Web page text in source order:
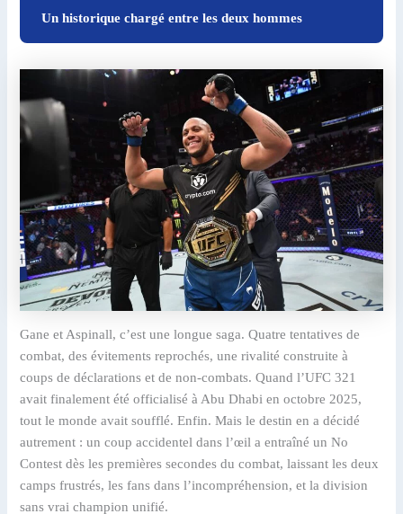
Un historique chargé entre les deux hommes
Gane et Aspinall, c’est une longue saga. Quatre tentatives de
combat, des évitements reprochés, une rivalité construite à
coups de déclarations et de non-combats. Quand l’UFC 321
avait finalement été officialisé à Abu Dhabi en octobre 2025,
tout le monde avait soufflé. Enfin. Mais le destin en a décidé
autrement : un coup accidentel dans l’œil a entraîné un No
Contest dès les premières secondes du combat, laissant les deux
camps frustrés, les fans dans l’incompréhension, et la division
sans vrai champion unifié.